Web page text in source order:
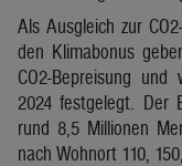
Als Ausgleich zur
den Klimabonus
CO2-Bepreisung
2024 festgelegt. Der
rund 8,5 Millionen
nach Wohnort 110,